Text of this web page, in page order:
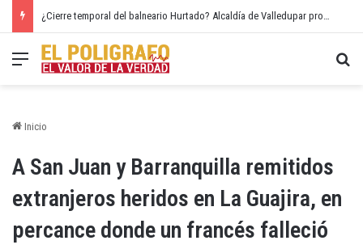
¿Cierre temporal del balneario Hurtado? Alcaldía de Valledupar propone recuperar el río Guatapurí
Menú
Inicio
A San Juan y Barranquilla remitidos
extranjeros heridos en La Guajira, en
percance donde un francés falleció